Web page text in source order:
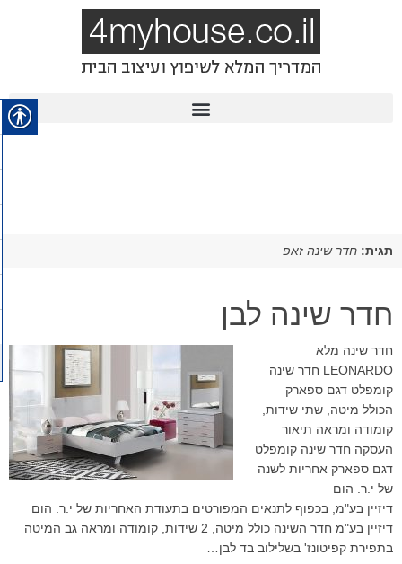
תגית: חדר שינה זאפ
חדר שינה לבן
חדר שינה מלא
LEONARDO חדר שינה
קומפלט דגם ספארק
הכולל מיטה, שתי שידות,
קומודה ומראה תיאור
העסקה חדר שינה קומפלט
דגם ספארק אחריות לשנה
של י.ר. הום
דיזיין בע"מ, בכפוף לתנאים המפורטים בתעודת האחריות של י.ר. הום
דיזיין בע"מ ​חדר השינה כולל מיטה, 2 שידות, קומודה ומראה גב המיטה
בתפירת קפיטונז' בשלילוב בד לבן…